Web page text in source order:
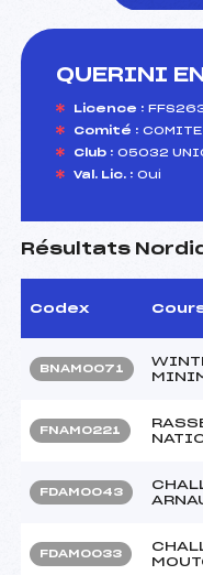
QUERINI
Licence :
Comité : COMITE
Club : 05032
Val. Lic. : Oui
Résultats
Codex
BNAM0071
FNAM0221
FDAM0043
FDAM0033